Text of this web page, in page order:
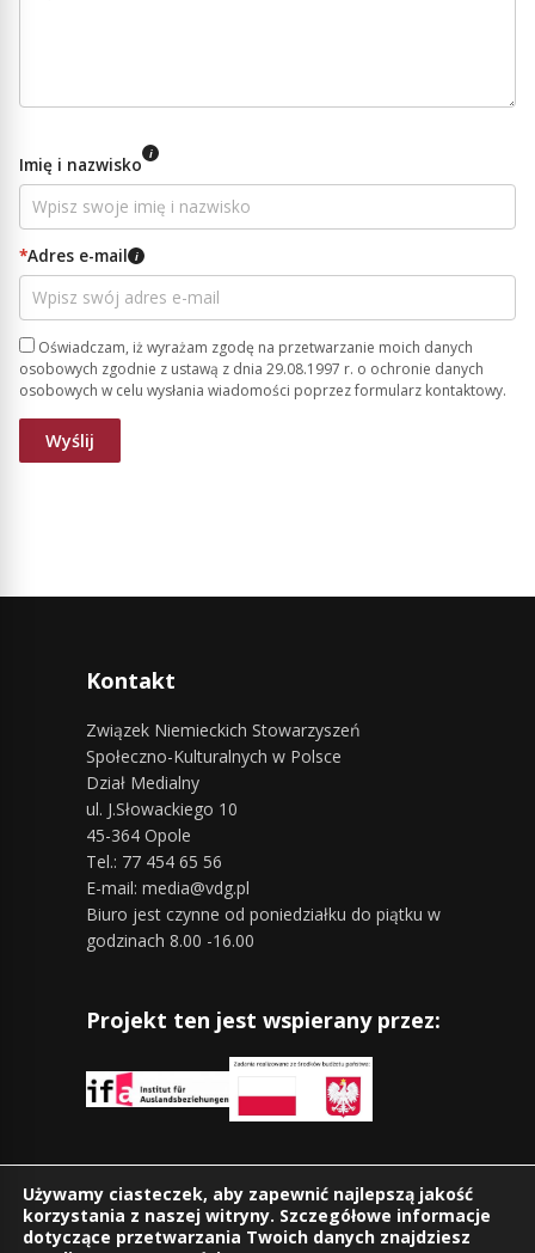
Imię i nazwisko i
*Adres e-mail i
Oświadczam, iż wyrażam zgodę na przetwarzanie moich danych
osobowych zgodnie z ustawą z dnia 29.08.1997 r. o ochronie danych
osobowych w celu wysłania wiadomości poprzez formularz kontaktowy.
Kontakt
Związek Niemieckich Stowarzyszeń
Społeczno-Kulturalnych w Polsce
Dział Medialny
ul. J.Słowackiego 10
45-364 Opole
Tel.: 77 454 65 56
E-mail: media@vdg.pl
Biuro jest czynne od poniedziałku do piątku w
godzinach 8.00 -16.00
Projekt ten jest wspierany przez:
Znajdziesz nas również na:
Używamy ciasteczek, aby zapewnić najlepszą jakość
korzystania z naszej witryny. Szczegółowe informacje
dotyczące przetwarzania Twoich danych znajdziesz